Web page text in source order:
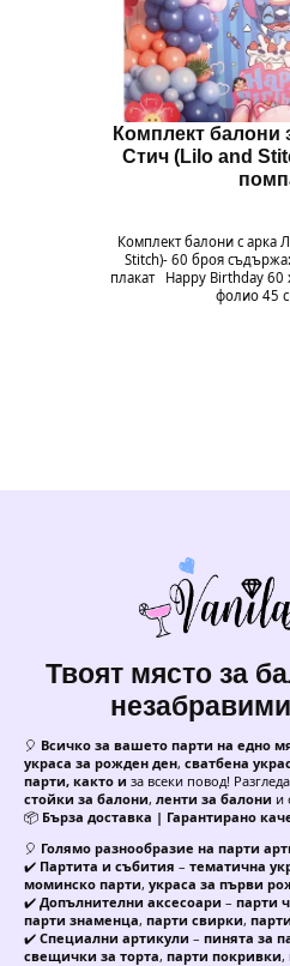
Комплект балони
Стич (Lilo and
Комплект балони с арка
Stitch)- 60 броя
плакат Happy Birthday 60
фолио 45
Твоят място за
🎈 Всичко за вашето парти на едно
украса за рожден ден, сватбена
парти, както и за всеки повод!
стойки за балони, ленти за балони и
📦 Бърза доставка | Гарантирано
🎈 Голямо разнообразие на парти
✔️ Партита и събития – тематична
моминско парти, украса за първи
✔️ Допълнителни аксесоари – парти
парти знаменца, парти свирки,
✔️ Специални артикули – пинята за
свещички за торта, парти покривки,